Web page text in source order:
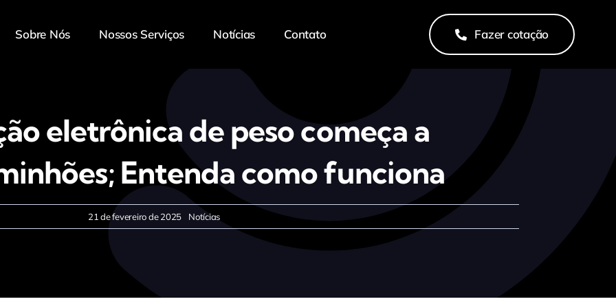
Sobre Nós Nossos Serviços Notícias Contato Fazer cotação
eletrônica de peso começa a
Entenda como funciona
21 de fevereiro de 2025 Notícias